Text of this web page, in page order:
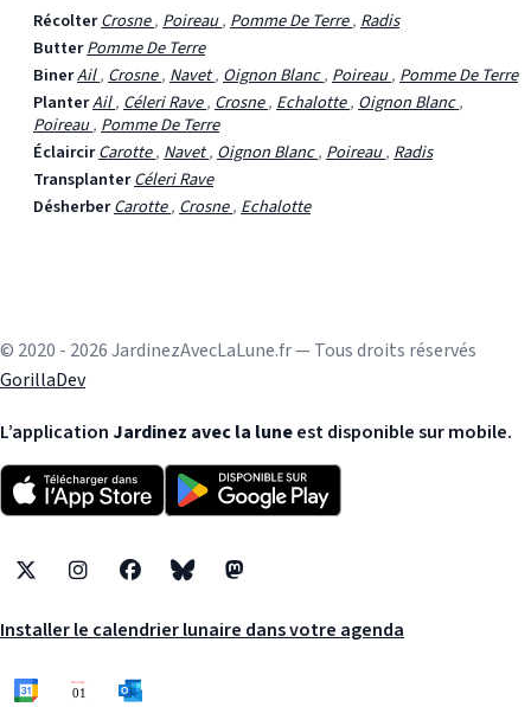
RécolterCrosne, Poireau, Pomme De Terre, Radis
ButterPomme De Terre
BinerAil, Crosne, Navet, Oignon Blanc, Poireau, Pomme De Terre
PlanterAil, Céleri Rave, Crosne, Echalotte, Oignon Blanc,
Poireau, Pomme De Terre
ÉclaircirCarotte, Navet, Oignon Blanc, Poireau, Radis
TransplanterCéleri Rave
DésherberCarotte, Crosne, Echalotte
© 2020 - 2026 JardinezAvecLaLune.fr — Tous droits réservés
GorillaDev
L’application Jardinez avec la luneest disponible sur mobile.
X InstagramFacebookBlueskyMastodon
Installer le calendrier lunaire dans votre agenda